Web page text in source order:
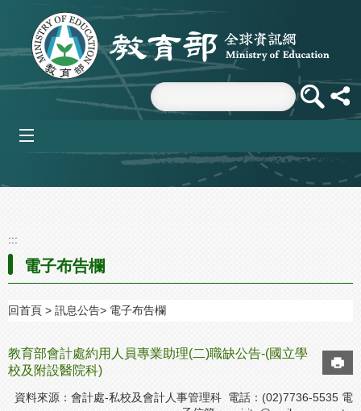
跳到主要內容區塊
:::
電子布告欄
回首頁 訊息公告 電子布告欄
教育部會計處約用人員專業助理(二)職缺公告-(國立學
校及附設醫院科)
資料來源：會計處-私校及會計人事管理科 電話：(02)7736-5535 電